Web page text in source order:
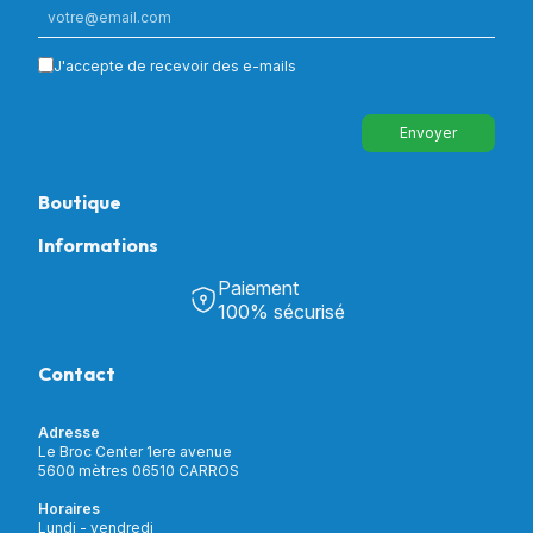
J'accepte de recevoir des e-mails
Envoyer
Boutique
Puériculture
Incontinence
Soins & Diagnostic
Aide à la mobilité
Matériel de location
Informations
Découvrir Univers Santé
Notre catalogue
Mon compte
Livraison et paiement
Paiement
100% sécurisé
Contact
Adresse
Le Broc Center 1ere avenue
5600 mètres 06510 CARROS
Horaires
Lundi - vendredi